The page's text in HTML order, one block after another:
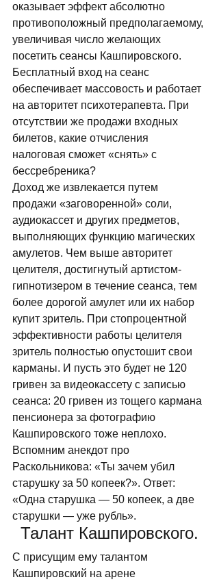
оказывает эффект абсолютно
противоположный предполагаемому,
увеличивая число желающих
посетить сеансы Кашпировского.
Бесплатный вход на сеанс
обеспечивает массовость и работает
на авторитет психотерапевта. При
отсутствии же продажи входных
билетов, какие отчисления
налоговая сможет «снять» с
бессребреника?
Доход же извлекается путем
продажи «заговоренной» соли,
аудиокассет и других предметов,
выполняющих функцию магических
амулетов. Чем выше авторитет
целителя, достигнутый артистом-
гипнотизером в течение сеанса, тем
более дорогой амулет или их набор
купит зритель. При стопроцентной
эффективности работы целителя
зритель полностью опустошит свои
карманы. И пусть это будет не 120
гривен за видеокассету с записью
сеанса: 20 гривен из тощего кармана
пенсионера за фотографию
Кашпировского тоже неплохо.
Вспомним анекдот про
Раскольникова: «Ты зачем убил
старушку за 50 копеек?». Ответ:
«Одна старушка — 50 копеек, а две
старушки — уже рубль».
Талант Кашпировского.
С присущим ему талантом
Кашпировский на арене